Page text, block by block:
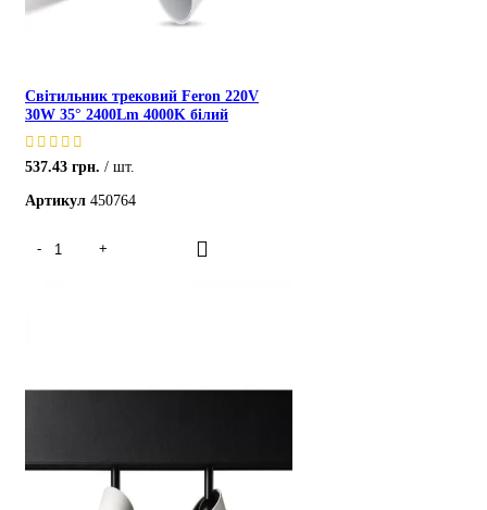
Світильник трековий Feron 220V
30W 35° 2400Lm 4000K білий
537.43 грн.
шт.
Артикул 450764